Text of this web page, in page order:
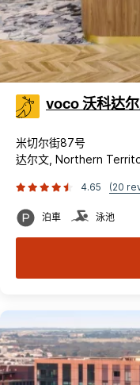
voco 沃科达
米切尔街87号
达尔文, Northern
4.65 (20
泊車 泳池